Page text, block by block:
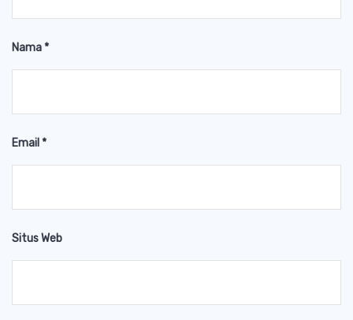
Nama*
Email *
Situs Web